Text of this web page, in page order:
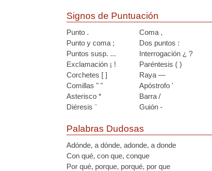
Signos de Puntuación
Punto .
Coma ,
Punto y coma ;
Dos puntos :
Puntos susp. ...
Interrogación ¿ ?
Exclamación ¡ !
Paréntesis ( )
Corchetes [ ]
Raya —
Comillas " "
Apóstrofo '
Asterisco *
Barra /
Diéresis ¨
Guión -
Palabras Dudosas
Adónde, a dónde, adonde, a donde
Con qué, con que, conque
Por qué, porque, porqué, por que